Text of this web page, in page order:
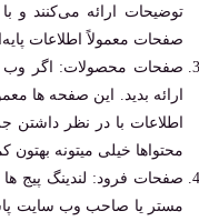
توضیحات ارائه می‌کنند و
صفحات معمولاً اطلاعات
صفحات محصولات: اگر وب
ارائه بدید. این‌ صفحه ها
اطلاعات با در نظر داشتن
محتواها خیلی میتونه
صفحات فرود: لندینگ پیج
مستر یا صاحب وب سایت